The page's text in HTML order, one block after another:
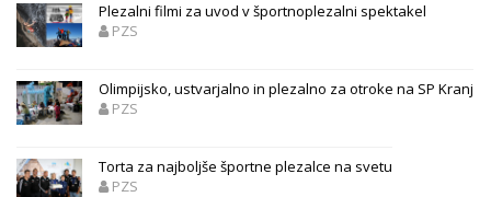
Plezalni filmi za uvod v športnoplezalni spektakel
PZS
Olimpijsko, ustvarjalno in plezalno za otroke na SP Kranj
PZS
Torta za najboljše športne plezalce na svetu
PZS